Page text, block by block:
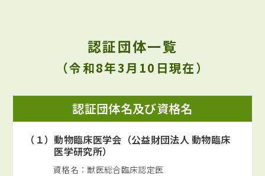
認証団体一覧
（令和8年3月10日現在）
認証団体名及び資格名
（１）動物臨床医学会（公益財団法人 動物臨床
医学研究所）
資格名：獣医総合臨床認定医